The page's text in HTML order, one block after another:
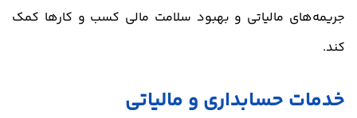
جریمه‌های مالیاتی و بهبود سلامت مالی کسب و کارها کمک
کند.
خدمات حسابداری و مالیاتی